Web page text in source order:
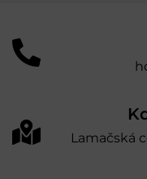
Lamačská